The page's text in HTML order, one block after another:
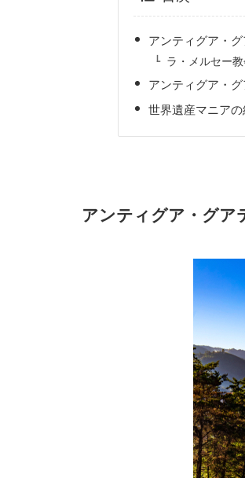
アンティグア・
ラ・メルセー
アンティグア・
世界遺産マニア
アンティグア・グア